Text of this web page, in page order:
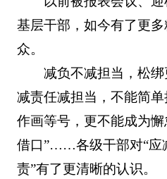
基层干部，如今有了更
众。
减负不减担当，松
减责任减担当，不能简
作画等号，更不能成为懈
借口”……各级干部对“应
责”有了更清晰的认识。